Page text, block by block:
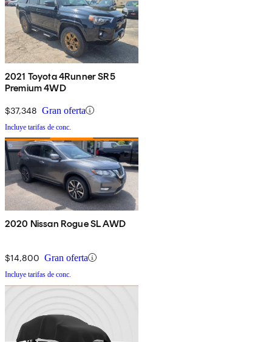
2021 Toyota 4Runner SR5
Premium 4WD
$37,348 Gran oferta
Incluye tarifas de conc.
2020 Nissan Rogue SL AWD
$14,800 Gran oferta
Incluye tarifas de conc.